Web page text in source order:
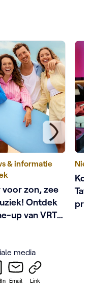
& informatie
voor zon, zee
Ontdek
up van VRT
media
Email Link